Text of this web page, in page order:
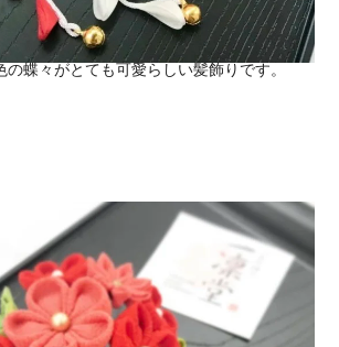
の蝶々がとても可愛らしい髪飾りです。